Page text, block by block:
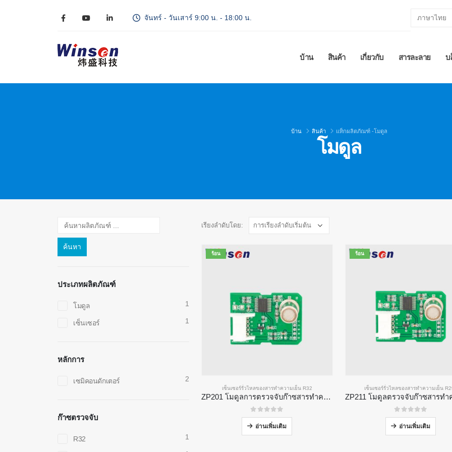
จันทร์ - วันเสาร์ 9:00 น. - 18:00 น.
บ้าน สินค้า เกี่ยวกับ สารละลาย บ
บ้าน สินค้า แท็กผลิตภัณฑ์ -โมดูล
โมดูล
เรียงลำดับโดย:
ร้อน
เซ็นเซอร์รั่วไหลของสารทำความเย็น R32
ZP201 โมดูลการตรวจจับก๊าซสารทำความเย็น | เซ็นเซอร์รั่วไหลของ R32 ที่มีความไวสูง
0จาก 5
อ่านเพิ่มเติม
ร้อน
เซ็นเซอร์รั่วไหลของสารทำความเย็น
0จาก 5
อ่านเพิ่มเติม
ค้นหา
ประเภทผลิตภัณฑ์
โมดูล 1
เซ็นเซอร์ 1
หลักการ
เซมิคอนดักเตอร์ 2
ก๊าซตรวจจับ
R32 1